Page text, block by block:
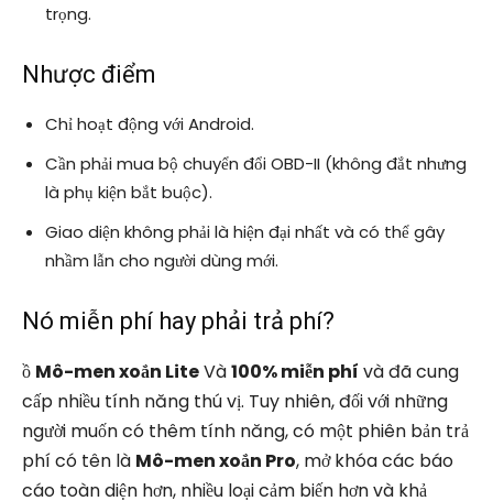
trọng.
Nhược điểm
Chỉ hoạt động với Android.
Cần phải mua bộ chuyển đổi OBD-II (không đắt nhưng
là phụ kiện bắt buộc).
Giao diện không phải là hiện đại nhất và có thể gây
nhầm lẫn cho người dùng mới.
Nó miễn phí hay phải trả phí?
ồ Mô-men xoắn LiteVà100% miễn phí và đã cung
cấp nhiều tính năng thú vị. Tuy nhiên, đối với những
người muốn có thêm tính năng, có một phiên bản trả
phí có tên là Mô-men xoắn Pro, mở khóa các báo
cáo toàn diện hơn, nhiều loại cảm biến hơn và khả